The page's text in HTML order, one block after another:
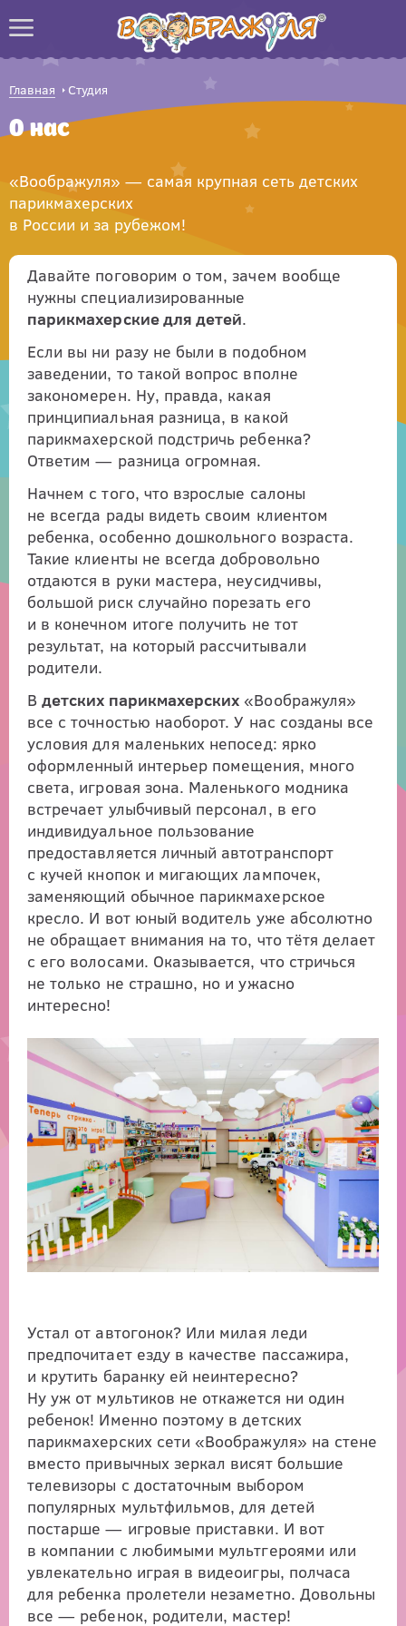
Главная Студия
О нас
«Воображуля» — самая крупная сеть детских
парикмахерских
в России и за рубежом!
Давайте поговорим о том, зачем вообще
нужны специализированные
парикмахерские для детей.
Если вы ни разу не были в подобном
заведении, то такой вопрос вполне
закономерен. Ну, правда, какая
принципиальная разница, в какой
парикмахерской подстричь ребенка?
Ответим — разница огромная.
Начнем с того, что взрослые салоны
не всегда рады видеть своим клиентом
ребенка, особенно дошкольного возраста.
Такие клиенты не всегда добровольно
отдаются в руки мастера, неусидчивы,
большой риск случайно порезать его
и в конечном итоге получить не тот
результат, на который рассчитывали
родители.
Вдетских парикмахерских «Воображуля»
все с точностью наоборот. У нас созданы все
условия для маленьких непосед: ярко
оформленный интерьер помещения, много
света, игровая зона. Маленького модника
встречает улыбчивый персонал, в его
индивидуальное пользование
предоставляется личный автотранспорт
с кучей кнопок и мигающих лампочек,
заменяющий обычное парикмахерское
кресло. И вот юный водитель уже абсолютно
не обращает внимания на то, что тётя делает
с его волосами. Оказывается, что стричься
не только не страшно, но и ужасно
интересно!
Устал от автогонок? Или милая леди
предпочитает езду в качестве пассажира,
и крутить баранку ей неинтересно?
Ну уж от мультиков не откажется ни один
ребенок! Именно поэтому в детских
парикмахерских сети «Воображуля» на стене
вместо привычных зеркал висят большие
телевизоры с достаточным выбором
популярных мультфильмов, для детей
постарше — игровые приставки. И вот
в компании с любимыми мультгероями или
увлекательно играя в видеоигры, полчаса
для ребенка пролетели незаметно. Довольны
все — ребенок, родители, мастер!